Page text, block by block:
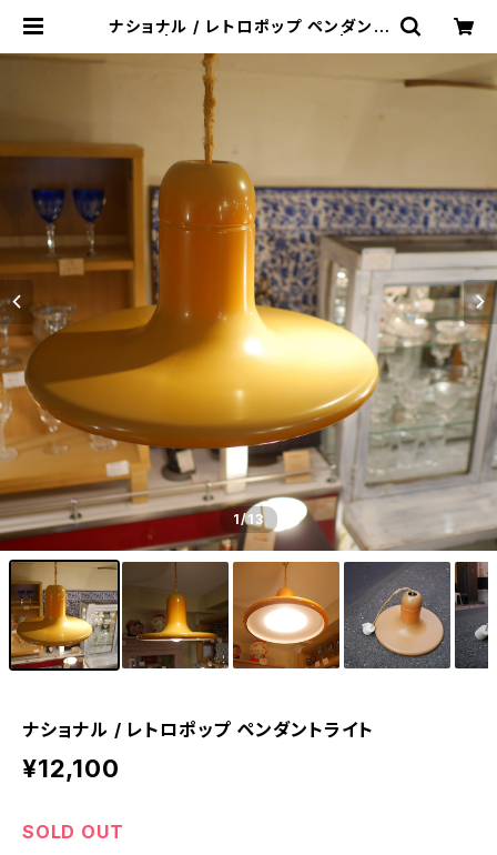
ナショナル / レトロポップ ペンダント
区神楽坂のリサイクルショップ・古着
1/13
ナショナル / レトロポップ ペンダントライト
¥12,100
SOLD OUT